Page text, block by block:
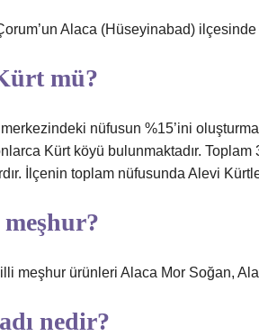
Alaca (Hüseyinabad)
mü?
nüfusun %15’ini
Kürt köyü bulunmaktadır.
İlçenin toplam nüfusunda Alevi
meşhur?
meşhur ürünleri Alaca Mor Soğan,
nedir?